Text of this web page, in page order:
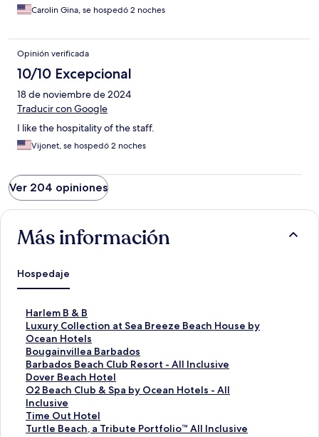
Carolin Gina, se hospedó 2 noches
Opinión verificada
10/10 Excepcional
18 de noviembre de 2024
Traducir con Google
I like the hospitality of the staff.
Vijonet, se hospedó 2 noches
Ver 204 opiniones
Más información
Hospedaje
Harlem B & B
E
n
l
a
c
e
p
a
r
a
Luxury Collection at Sea Breeze Beach House by
Ocean Hotels
E
n
l
a
c
e
p
a
r
Bougainvillea Barbados
E
n
l
a
c
e
p
Barbados Beach Club Resort - All Inclusive
E
n
l
a
c
e
Dover Beach Hotel
E
n
l
a
c
O2 Beach Club & Spa by Ocean Hotels - All
Inclusive
E
n
l
a
Time Out Hotel
E
n
Turtle Beach, a Tribute Portfolio™ All Inclusive
E